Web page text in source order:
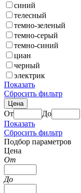
синий
телесный
темно-зеленый
темно-серый
темно-синий
циан
черный
электрик
Показать
Сбросить фильтр
Цена
От
До
Показать
Сбросить фильтр
Подбор параметров
Цена
От
До